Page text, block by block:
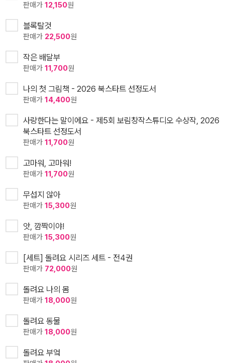
판매가 12,150원
블록탈것
판매가 22,500원
작은 배달부
판매가 11,700원
나의 첫 그림책 - 2026 북스타트 선정도서
판매가 14,400원
사랑한다는 말이에요 - 제5회 보림창작스튜디오 수상작, 2026
북스타트 선정도서
판매가 11,700원
고마워, 고마워!
판매가 11,700원
무섭지 않아
판매가 15,300원
앗, 깜짝이야!
판매가 15,300원
[세트] 돌려요 시리즈 세트 - 전4권
판매가 72,000원
돌려요 나의 몸
판매가 18,000원
돌려요 동물
판매가 18,000원
돌려요 부엌